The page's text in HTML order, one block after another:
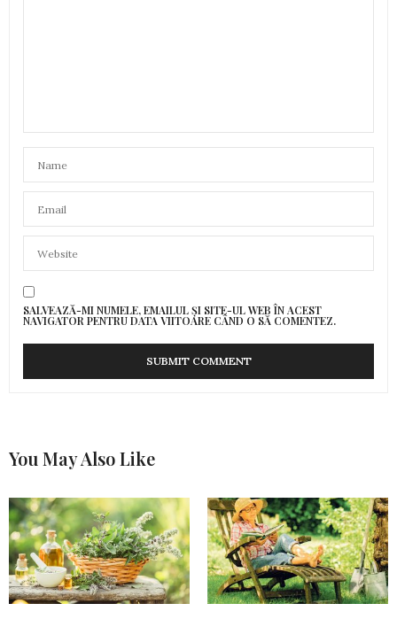
SALVEAZĂ-MI NUMELE, EMAILUL ȘI SITE-UL WEB ÎN ACEST
NAVIGATOR PENTRU DATA VIITOARE CÂND O SĂ COMENTEZ.
You May Also Like